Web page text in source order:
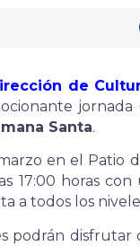
de
Santa.
en el Patio
17:00 horas
a todos los
podrán